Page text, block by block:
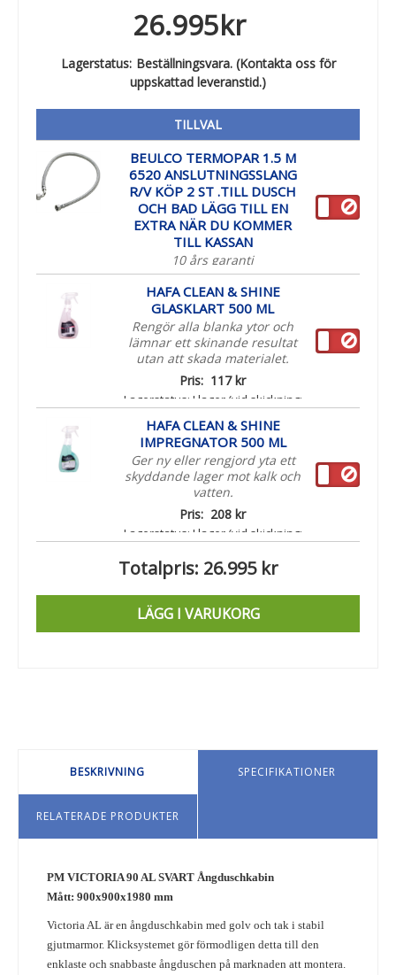
26.995kr
Lagerstatus: Beställningsvara. (Kontakta oss för
uppskattad leveranstid.)
TILLVAL
BEULCO TERMOPAR 1.5 M
6520 ANSLUTNINGSSLANG
R/V KÖP 2 ST .TILL DUSCH
OCH BAD LÄGG TILL EN
EXTRA NÄR DU KOMMER
TILL KASSAN
10 års garanti
Paketpris: 190 kr
Lagerstatus:I lager (vid skickning:
leveranstid ca 1-3 arbetsdagar)
HAFA CLEAN & SHINE
GLASKLART 500 ML
Rengör alla blanka ytor och
lämnar ett skinande resultat
utan att skada materialet.
Pris: 117 kr
Lagerstatus: I lager (vid skickning:
leveranstid ca 1-3 arbetsdagar)
HAFA CLEAN & SHINE
IMPREGNATOR 500 ML
Ger ny eller rengjord yta ett
skyddande lager mot kalk och
vatten.
Pris: 208 kr
Lagerstatus: I lager (vid skickning:
Totalpris: 26.995 kr
LÄGG I VARUKORG
BESKRIVNING SPECIFIKATIONER
RELATERADE PRODUKTER
PM VICTORIA 90 AL SVART Ångduschkabin
Mått: 900x900x1980 mm
Victoria AL är en ångduschkabin med golv och tak i stabil
gjutmarmor. Klicksystemet gör förmodligen detta till den
enklaste och snabbaste ångduschen på marknaden att montera.